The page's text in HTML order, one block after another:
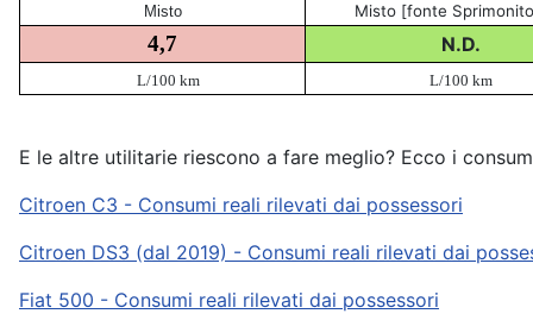
Misto
Misto [fonte
4,7 N.D.
L/100 km L/100 km
E le altre utilitarie riescono a fare meglio? Ecco i
Citroen C3 - Consumi reali rilevati dai possessori
Citroen DS3 (dal 2019) - Consumi reali rilevati dai
Fiat 500 - Consumi reali rilevati dai possessori